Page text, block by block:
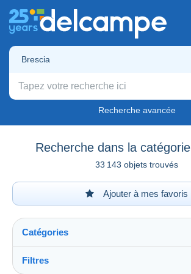
Brescia
Recherche avancée
Recherche dans la catégorie
33 143 objets trouvés
Ajouter à mes favoris
Catégories
Filtres